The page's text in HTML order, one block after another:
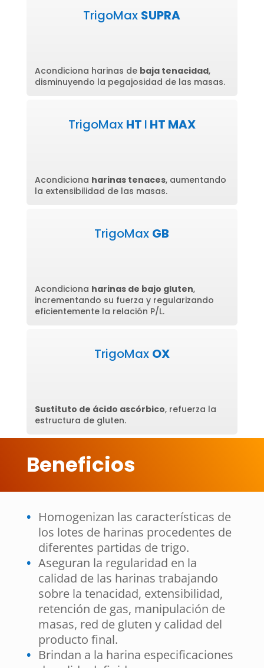
TrigoMax SUPRA
Acondiciona harinas de baja tenacidad,
disminuyendo la pegajosidad de las masas.
TrigoMax HT I HT MAX
Acondiciona harinas tenaces, aumentando
la extensibilidad de las masas.
TrigoMax GB
Acondiciona harinas de bajo gluten,
incrementando su fuerza y regularizando
eficientemente la relación P/L.
TrigoMax OX
Sustituto de ácido ascórbico, refuerza la
estructura de gluten.
Beneficios
Homogenizan las características de
los lotes de harinas procedentes de
diferentes partidas de trigo.
Aseguran la regularidad en la
calidad de las harinas trabajando
sobre la tenacidad, extensibilidad,
retención de gas, manipulación de
masas, red de gluten y calidad del
producto final.
Brindan a la harina especificaciones